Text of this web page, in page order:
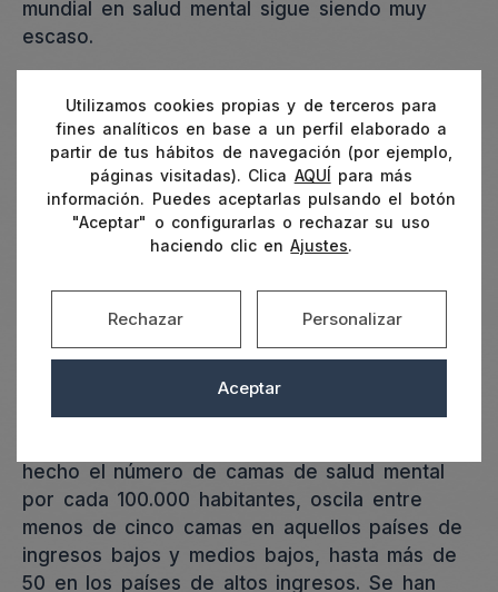
mundial en salud mental sigue siendo muy
escaso.
En concreto en España se invierte en salud
mental el 5 % del total del gasto sanitario,
lejos del 10% que dedican de media el resto
de países de la Unión Europea, debido a la
falta de políticas sanitarias a largo plazo,
según señala el director del Centro de
Mental (Cibersam), Celso Arango.
Otra de las conclusiones a las que ha llegado
este estudio es que existen enormes
desigualdades geográficas en el acceso a los
hecho el número de camas de salud mental
por cada 100.000 habitantes, oscila entre
menos de cinco camas en aquellos países de
ingresos bajos y medios bajos, hasta más de
50 en los países de altos ingresos. Se han
Utilizamos cookies propias y de terceros para
fines analíticos en base a un perfil elaborado a
partir de tus hábitos de navegación (por ejemplo,
páginas visitadas). Clica AQUÍ para más
información. Puedes aceptarlas pulsando el botón
"Aceptar" o configurarlas o rechazar su uso
haciendo clic enAjustes.
Aceptar
Rechazar Personalizar